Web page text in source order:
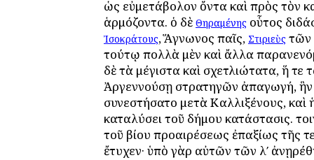
ὡς εὐμετάβολον ὄντα καὶ πρὸς τὸν
ἁρμόζοντα. ὁ δὲ Θηραμένης οὗτος
Ἰσοκράτους, Ἅγνωνος παῖς, Στιριεὺς τῶν
τούτῳ πολλὰ μὲν καὶ ἄλλα
δὲ τὰ μέγιστα καὶ σχετλιώτατα, ἥ τε
Ἀργεννούσῃ στρατηγῶν ἀπαγωγή,
συνεστήσατο μετὰ Καλλιξένους, καὶ
καταλύσει τοῦ δήμου κατάστασις.
τοῦ βίου προαιρέσεως ἐπαξίως τῆς
ἔτυχεν· ὑπὸ γὰρ αὐτῶν τῶν λʹ